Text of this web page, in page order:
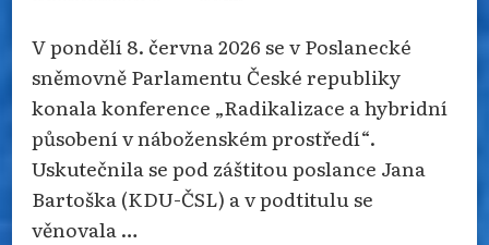
V pondělí 8. června 2026 se v Poslanecké
sněmovně Parlamentu České republiky
konala konference „Radikalizace a hybridní
působení v náboženském prostředí“.
Uskutečnila se pod záštitou poslance Jana
Bartoška (KDU-ČSL) a v podtitulu se
věnovala …